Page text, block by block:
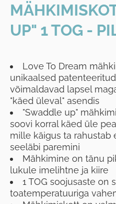
UP" 1 TOG -
Love To Dream
unikaalsed
võimaldavad lapsel
"käed üleval" asendis
"Swaddle up"
soovi korral käed üle
mille käigus ta rahustab
seeläbi paremini
Mähkimine on tänu
lukule imelihtne ja kiire
1 TOG soojusaste on
toatemperatuuriga